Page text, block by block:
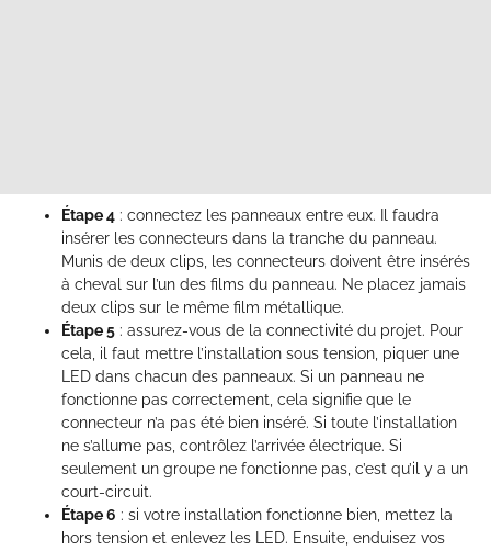
Étape 4 : connectez les panneaux entre eux. Il faudra
insérer les connecteurs dans la tranche du panneau.
Munis de deux clips, les connecteurs doivent être insérés
à cheval sur l’un des films du panneau. Ne placez jamais
deux clips sur le même film métallique.
Étape 5 : assurez-vous de la connectivité du projet. Pour
cela, il faut mettre l’installation sous tension, piquer une
LED dans chacun des panneaux. Si un panneau ne
fonctionne pas correctement, cela signifie que le
connecteur n’a pas été bien inséré. Si toute l’installation
ne s’allume pas, contrôlez l’arrivée électrique. Si
seulement un groupe ne fonctionne pas, c’est qu’il y a un
court-circuit.
Étape 6 : si votre installation fonctionne bien, mettez la
hors tension et enlevez les LED. Ensuite, enduisez vos